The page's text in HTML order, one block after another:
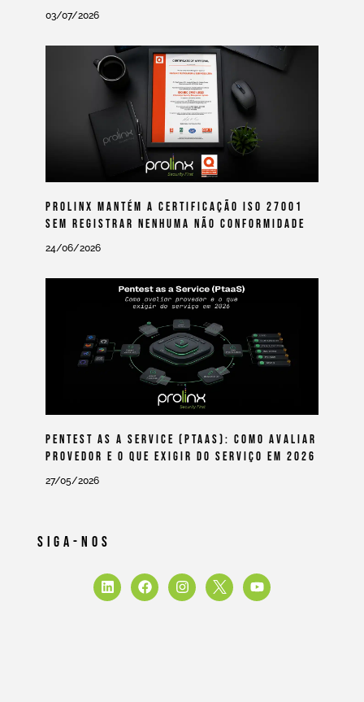
03/07/2026
Prolinx Mantém A Certificação ISO 27001
Sem Registrar Nenhuma Não Conformidade
24/06/2026
Pentest As A Service (PtaaS): Como Avaliar
Provedor E O Que Exigir Do Serviço Em 2026
27/05/2026
Siga-Nos